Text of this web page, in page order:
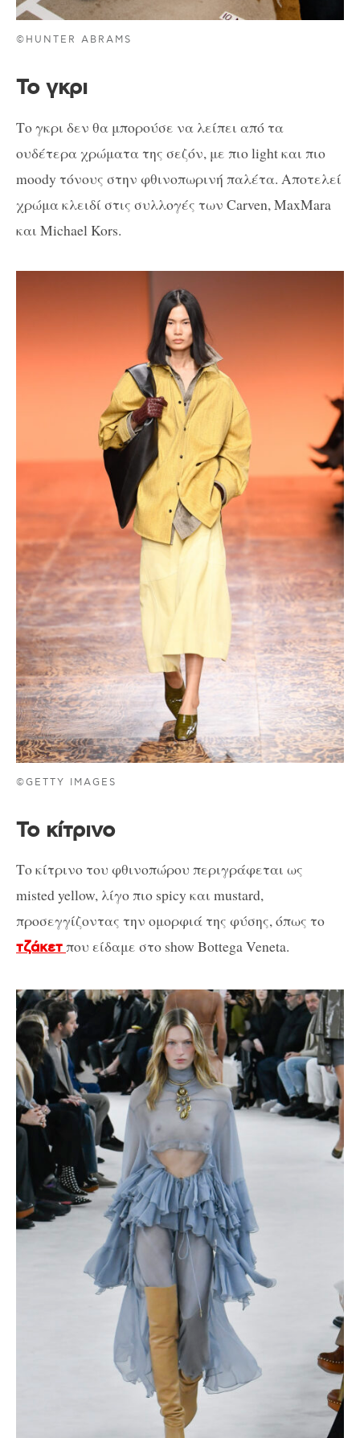
©HUNTER ABRAMS
Το γκρι
Το γκρι δεν θα μπορούσε να λείπει από τα
ουδέτερα χρώματα της σεζόν, με πιο light και πιο
moody τόνους στην φθινοπωρινή παλέτα. Αποτελεί
χρώμα κλειδί στις συλλογές των Carven, MaxMara
και Michael Kors.
©GETTY IMAGES
Το κίτρινο
Το κίτρινο του φθινοπώρου περιγράφεται ως
misted yellow, λίγο πιο spicy και mustard,
προσεγγίζοντας την ομορφιά της φύσης, όπως το
τζάκετπου είδαμε στο show Bottega Veneta.